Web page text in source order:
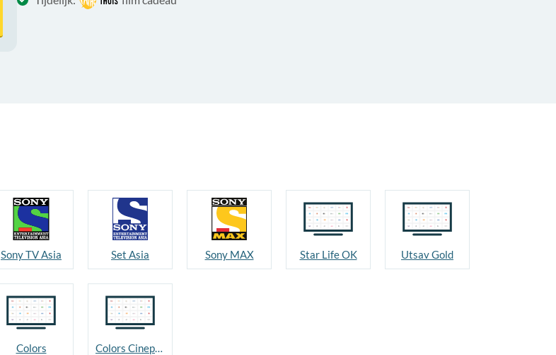
Sony TV Asia Set Asia Sony MAX Star Life OK Utsav Gold
Colors Colors Cineplex